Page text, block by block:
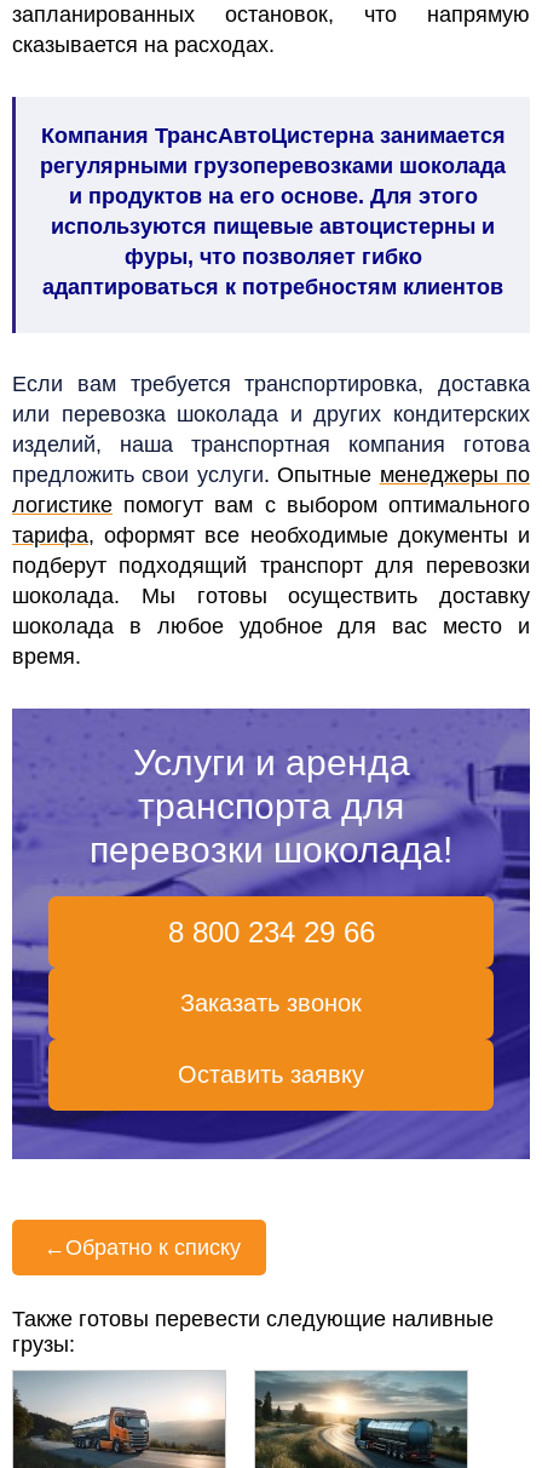
запланированных остановок, что напрямую
сказывается на расходах.
Компания ТрансАвтоЦистерна занимается
регулярными грузоперевозками шоколада
и продуктов на его основе. Для этого
используются пищевые автоцистерны и
фуры, что позволяет гибко
адаптироваться к потребностям клиентов
Если вам требуется транспортировка, доставка
или перевозка шоколада и других кондитерских
изделий, наша транспортная компания готова
предложить свои услуги. Опытные менеджеры по
логистике помогут вам с выбором оптимального
тарифа, оформят все необходимые документы и
подберут подходящий транспорт для перевозки
шоколада. Мы готовы осуществить доставку
шоколада в любое удобное для вас место и
время.
Услуги и аренда
транспорта для
перевозки шоколада!
8 800 234 29 66
Заказать звонок
Оставить заявку
← Обратно к списку
Также готовы перевести следующие наливные
грузы: